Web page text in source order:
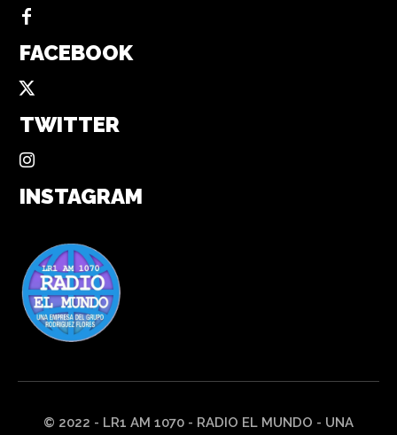
FACEBOOK
TWITTER
INSTAGRAM
© 2022 - LR1 AM 1070 - RADIO EL MUNDO - UNA